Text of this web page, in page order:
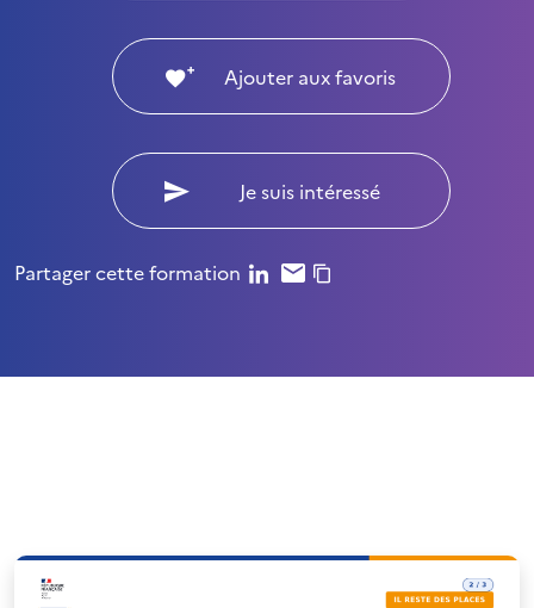
Ajouter aux favoris
Je suis intéressé
Partager cette formation